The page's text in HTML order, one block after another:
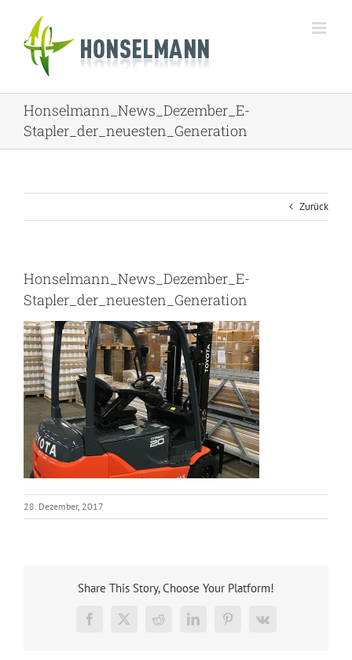
springen
Honselmann_News_Dezember_E-
Stapler_der_neuesten_Generation
Zurück
Honselmann_News_Dezember_E-
Stapler_der_neuesten_Generation
28. Dezember, 2017
Share This Story, Choose Your Platform!
Facebook
X RedditLinkedInPinterest
Vk